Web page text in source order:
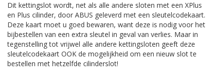
Dit kettingslot wordt, net als alle andere sloten met een XPlus
en Plus cilinder, door ABUS geleverd met een sleutelcodekaart.
Deze kaart moet u goed bewaren, want deze is nodig voor het
bijbestellen van een extra sleutel in geval van verlies. Maar in
tegenstelling tot vrijwel alle andere kettingsloten geeft deze
sleutelcodekaart OOK de mogelijkheid om een nieuw slot te
bestellen met hetzelfde cilinderslot!